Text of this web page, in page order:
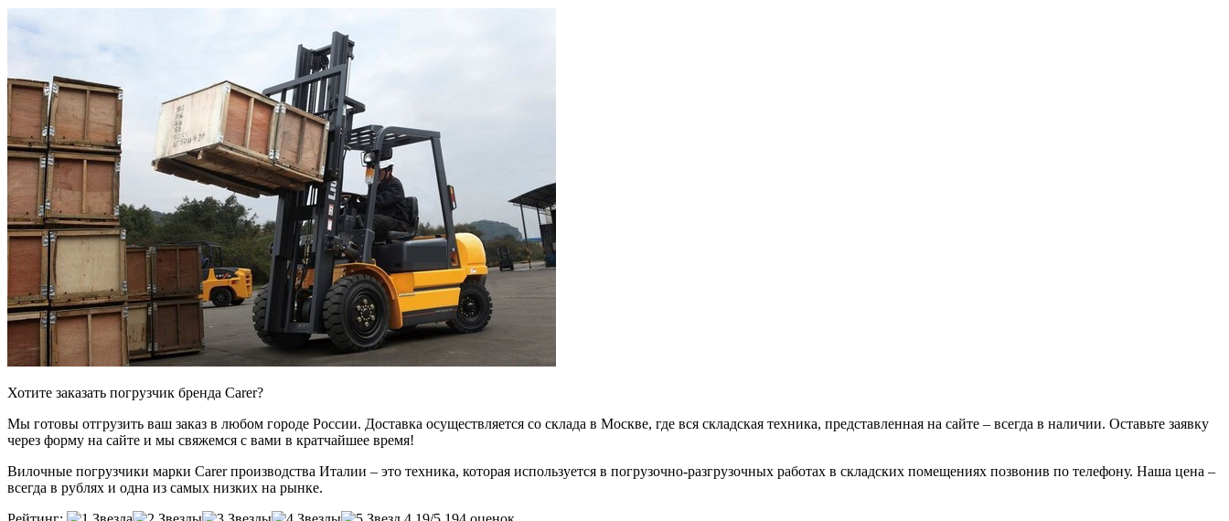
Хотите заказать погрузчик бренда Carer?
Мы готовы отгрузить ваш заказ в любом городе России. Доставка осуществляется со склада в Москве, где вся складская техника, представленная на сайте – всегда в наличии. Оставьте заявку
через форму на сайте и мы свяжемся с вами в кратчайшее время!
Вилочные погрузчики марки Carer производства Италии – это техника, которая используется в погрузочно-разгрузочных работах в складских помещениях позвонив по телефону. Наша цена –
всегда в рублях и одна из самых низких на рынке.